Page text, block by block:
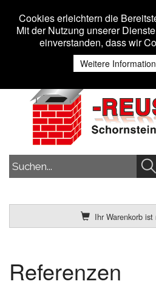
Anmelden
Ihr Warenkorb ist
Referenzen
Cookies erleichtern die
Mit der Nutzung unserer
einverstanden, dass wir
Weitere